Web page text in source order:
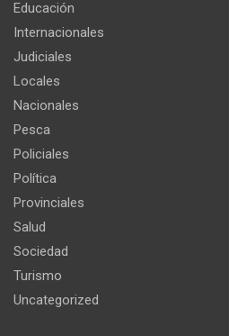
Educación
Internacionales
Judiciales
Locales
Nacionales
Pesca
Policiales
Política
Provinciales
Salud
Sociedad
Turismo
Uncategorized